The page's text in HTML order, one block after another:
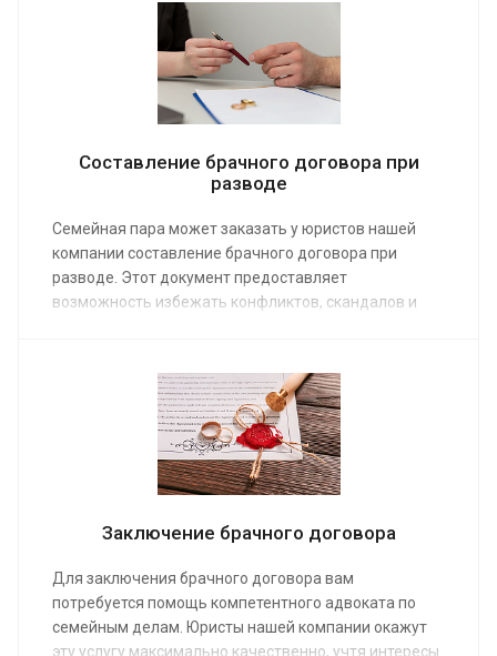
Составление брачного договора при
разводе
Семейная пара может заказать у юристов нашей
компании составление брачного договора при
разводе. Этот документ предоставляет
возможность избежать конфликтов, скандалов и
консультации семейного адвоката с большим
опытом работы от 10 000 руб. Сделайте заказ услуги,
и вы защитите себя от возможных неприятностей в
Заключение брачного договора
Для заключения брачного договора вам
потребуется помощь компетентного адвоката по
семейным делам. Юристы нашей компании окажут
эту услугу максимально качественно, учтя интересы